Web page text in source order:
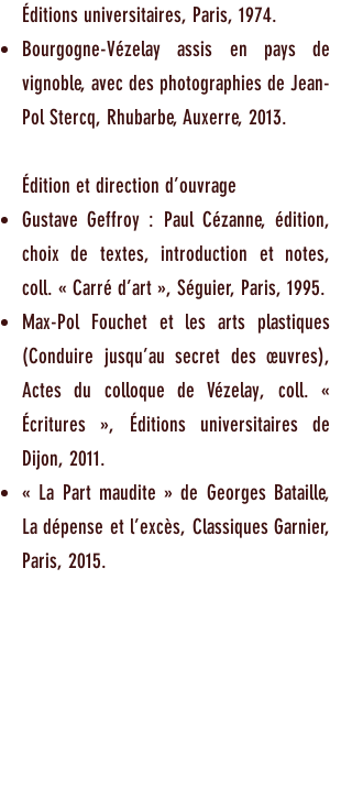
Éditions universitaires, Paris, 1974.
Bourgogne-Vézelay assis en pays de
vignoble, avec des photographies de Jean-
Pol Stercq, Rhubarbe, Auxerre, 2013.
Édition et direction d’ouvrage
Gustave Geffroy : Paul Cézanne, édition,
choix de textes, introduction et notes,
coll. « Carré d’art », Séguier, Paris, 1995.
Max-Pol Fouchet et les arts plastiques
(Conduire jusqu’au secret des œuvres),
Actes du colloque de Vézelay, coll. «
Écritures », Éditions universitaires de
Dijon, 2011.
« La Part maudite » de Georges Bataille,
La dépense et l’excès, Classiques Garnier,
Paris, 2015.